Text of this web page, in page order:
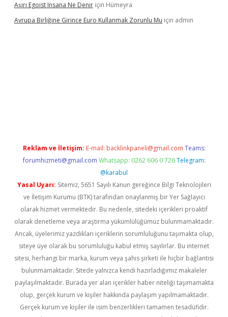
Aşırı Egoist Insana Ne Denir için Hümeyra
Avrupa Birliğine Girince Euro Kullanmak Zorunlu Mu için admin
Reklam ve İletişim: E-mail: backlinkpaneli@gmail.com Teams:
forumhizmeti@gmail.com Whatsapp: 0262 606 0 726 Telegram:
@karabul
Yasal Uyarı: Sitemiz, 5651 Sayılı Kanun gereğince Bilgi Teknolojileri
ve İletişim Kurumu (BTK) tarafından onaylanmış bir Yer Sağlayıcı
olarak hizmet vermektedir. Bu nedenle, sitedeki içerikleri proaktif
olarak denetleme veya araştırma yükümlülüğümüz bulunmamaktadır.
Ancak, üyelerimiz yazdıkları içeriklerin sorumluluğunu taşımakta olup,
siteye üye olarak bu sorumluluğu kabul etmiş sayılırlar. Bu internet
sitesi, herhangi bir marka, kurum veya şahıs şirketi ile hiçbir bağlantısı
bulunmamaktadır. Sitede yalnızca kendi hazırladığımız makaleler
paylaşılmaktadır. Burada yer alan içerikler haber niteliği taşımamakta
olup, gerçek kurum ve kişiler hakkında paylaşım yapılmamaktadır.
Gerçek kurum ve kişiler ile isim benzerlikleri tamamen tesadüfidir.